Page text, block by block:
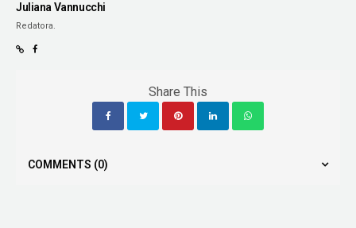
Juliana Vannucchi
Redatora.
Share This
COMMENTS (0)